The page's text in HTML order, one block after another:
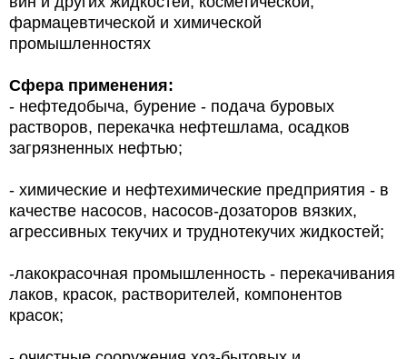
фармацевтической и химической
промышленностях
Сфера применения:
- нефтедобыча, бурение - подача буровых
растворов, перекачка нефтешлама, осадков
загрязненных нефтью;
- химические и нефтехимические предприятия - в
качестве насосов, насосов-дозаторов вязких,
агрессивных текучих и труднотекучих жидкостей;
-лакокрасочная промышленность - перекачивания
лаков, красок, растворителей, компонентов
красок;